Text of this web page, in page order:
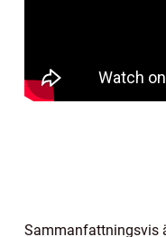
Sammanfattningsvis